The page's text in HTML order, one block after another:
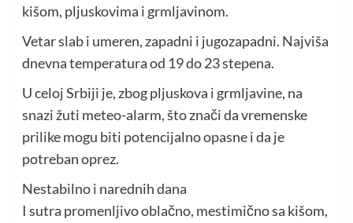
kišom, pljuskovima i grmljavinom.
Vetar slab i umeren, zapadni i jugozapadni. Najviša
dnevna temperatura od 19 do 23 stepena.
U celoj Srbiji je, zbog pljuskova i grmljavine, na
snazi žuti meteo-alarm, što znači da vremenske
prilike mogu biti potencijalno opasne i da je
potreban oprez.
Nestabilno i narednih dana
I sutra promenljivo oblačno, mestimično sa kišom,